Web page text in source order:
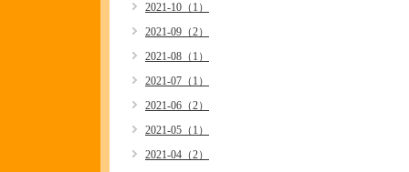
2021-10（1）
2021-09（2）
2021-08（1）
2021-07（1）
2021-06（2）
2021-05（1）
2021-04（2）